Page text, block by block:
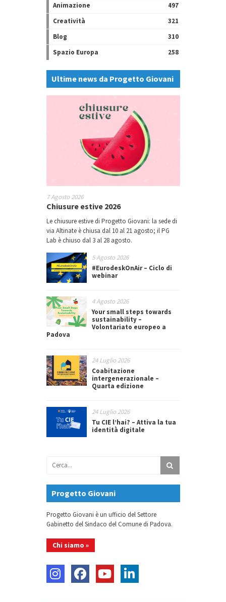
Animazione
497
Creatività
321
Blog
310
Spazio Europa
258
Ultime news da Progetto Giovani
7 Agosto 2026
Chiusure estive 2026
Le chiusure estive di Progetto Giovani: la sede di
via Altinate è chiusa dal 10 al 21 agosto; il PG
Lab è chiuso dal 3 al 28 agosto.
5 Agosto 2026
#EurodeskOnAir – Ciclo di
webinar
4 Agosto 2026
Your small steps towards
sustainability –
Volontariato europeo a
Padova
24 Luglio 2026
Coabitazione
intergenerazionale –
Quarta edizione
24 Luglio 2026
Tu CIE l’hai? – Attiva la tua
identità digitale
Progetto Giovani
Progetto Giovani è un ufficio del Settore
Gabinetto del Sindaco del Comune di Padova.
Chi siamo »